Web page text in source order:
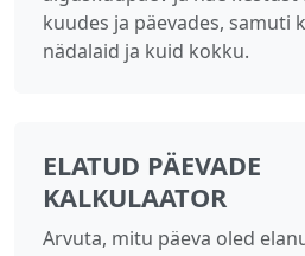
kuudes ja päevades, samuti
nädalaid ja kuid kokku.
ELATUD PÄEVADE
KALKULAATOR
Arvuta, mitu päeva oled